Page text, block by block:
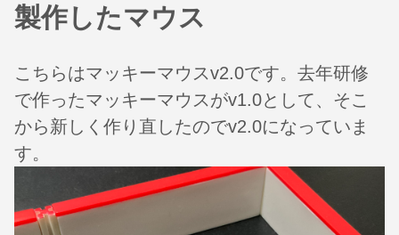
製作したマウス
こちらはマッキーマウスv2.0です。去年研修
で作ったマッキーマウスがv1.0として、そこ
から新しく作り直したのでv2.0になっていま
す。